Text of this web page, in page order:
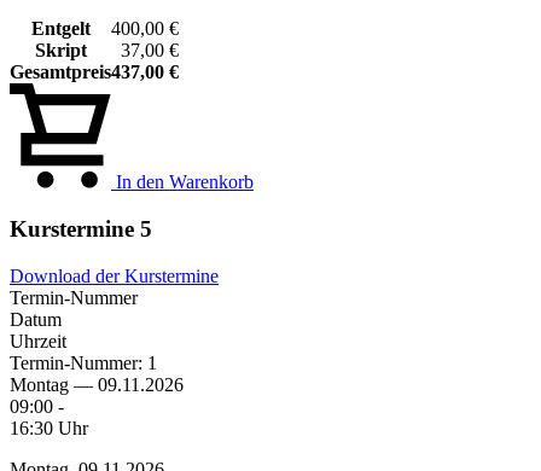
Entgelt
400,00 €
Skript
37,00 €
Gesamtpreis437,00 €
In den Warenkorb
Kurstermine 5
Download der Kurstermine
Termin-Nummer
Datum
Uhrzeit
Termin-Nummer: 1
Montag — 09.11.2026
09:00 -
16:30 Uhr